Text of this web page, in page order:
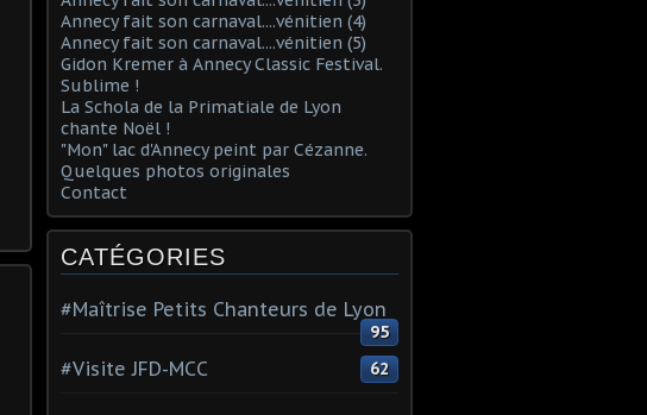
Annecy fait son carnaval....vénitien (4)
Annecy fait son carnaval....vénitien (5)
Gidon Kremer à Annecy Classic Festival.
Sublime !
La Schola de la Primatiale de Lyon
chante Noël !
"Mon" lac d'Annecy peint par Cézanne.
Quelques photos originales
Contact
CATÉGORIES
#Maîtrise Petits Chanteurs de Lyon
95
#Visite JFD-MCC 62